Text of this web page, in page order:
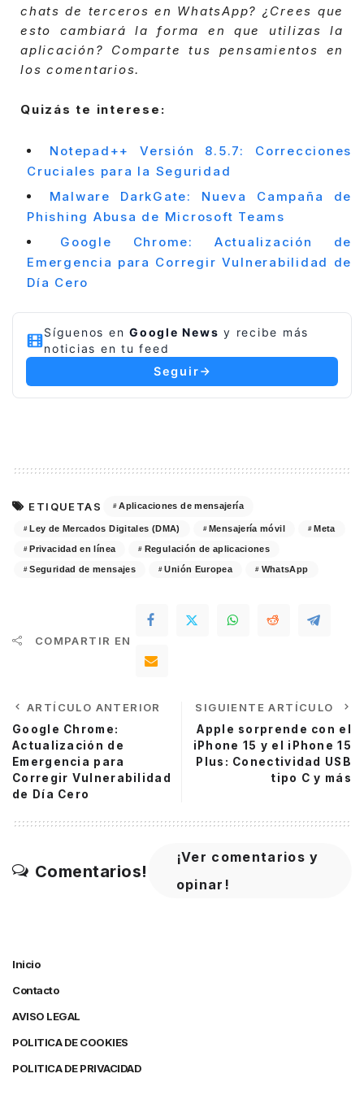
chats de terceros en WhatsApp? ¿Crees que
esto cambiará la forma en que utilizas la
aplicación? Comparte tus pensamientos en
los comentarios.
Quizás te interese:
Notepad++ Versión 8.5.7: Correcciones
Cruciales para la Seguridad
Malware DarkGate: Nueva Campaña de
Phishing Abusa de Microsoft Teams
Google Chrome: Actualización de
Emergencia para Corregir Vulnerabilidad de
Día Cero
Síguenos en Google News y recibe más
noticias en tu feed
Seguir
ETIQUETAS Aplicaciones de mensajería
Ley de Mercados Digitales (DMA) Mensajería móvil Meta
Privacidad en línea Regulación de aplicaciones
Seguridad de mensajes Unión Europea WhatsApp
COMPARTIR EN
ARTÍCULO ANTERIOR
Google Chrome:
Actualización de
Emergencia para
Corregir Vulnerabilidad
de Día Cero
SIGUIENTE ARTÍCULO
Apple sorprende con el
iPhone 15 y el iPhone 15
Plus: Conectividad USB
tipo C y más
Comentarios!
¡Ver comentarios y
opinar!
Inicio
Contacto
AVISO LEGAL
POLITICA DE COOKIES
POLITICA DE PRIVACIDAD